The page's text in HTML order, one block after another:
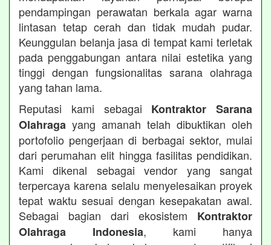
pendampingan perawatan berkala agar warna
lintasan tetap cerah dan tidak mudah pudar.
Keunggulan belanja jasa di tempat kami terletak
pada penggabungan antara nilai estetika yang
tinggi dengan fungsionalitas sarana olahraga
yang tahan lama.
Reputasi kami sebagai Kontraktor Sarana
Olahraga yang amanah telah dibuktikan oleh
portofolio pengerjaan di berbagai sektor, mulai
dari perumahan elit hingga fasilitas pendidikan.
Kami dikenal sebagai vendor yang sangat
terpercaya karena selalu menyelesaikan proyek
tepat waktu sesuai dengan kesepakatan awal.
Sebagai bagian dari ekosistem Kontraktor
Olahraga Indonesia, kami hanya